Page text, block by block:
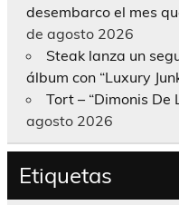
desembarco el mes
de agosto 2026
Steak lanza un
álbum con “Luxury
Tort – “Dimonis De
agosto 2026
Etiquetas